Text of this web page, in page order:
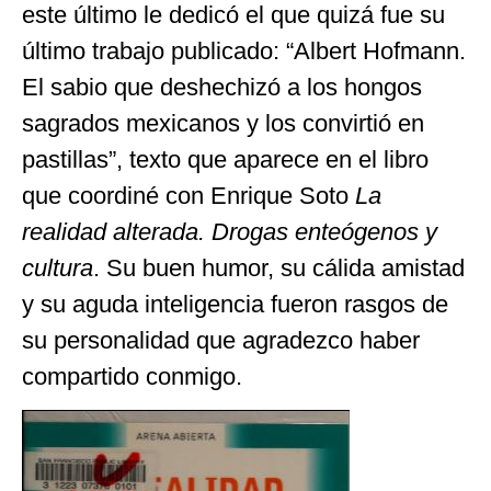
este último le dedicó el que quizá fue su
último trabajo publicado: “Albert Hofmann.
El sabio que deshechizó a los hongos
sagrados mexicanos y los convirtió en
pastillas”, texto que aparece en el libro
que coordiné con Enrique Soto La
realidad alterada. Drogas enteógenos y
cultura. Su buen humor, su cálida amistad
y su aguda inteligencia fueron rasgos de
su personalidad que agradezco haber
compartido conmigo.